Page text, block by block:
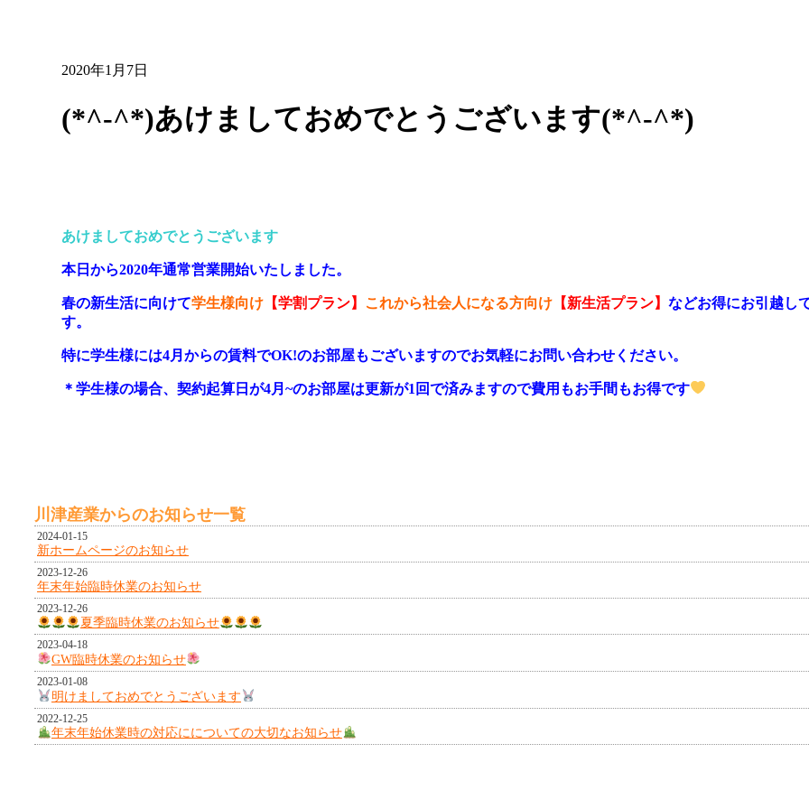
2020年1月7日
(*^-^*)あけましておめでとうございます(*^-^*)
あけましておめでとうございます
本日から2020年通常営業開始いたしました。
春の新生活に向けて学生様向け 【学割プラン】 これから社会人になる方向け 【新生活プラン】 などお得にお引越し
す。
特に学生様には4月からの賃料でOK!のお部屋もございますのでお気軽にお問い合わせください。
＊学生様の場合、契約起算日が4月~のお部屋は更新が1回で済みますので費用もお手間もお得です
川津産業からのお知らせ一覧
2024-01-15
新ホームページのお知らせ
2023-12-26
年末年始臨時休業のお知らせ
2023-12-26
夏季臨時休業のお知らせ
2023-04-18
GW臨時休業のお知らせ
2023-01-08
明けましておめでとうございます
2022-12-25
年末年始休業時の対応にについての大切なお知らせ